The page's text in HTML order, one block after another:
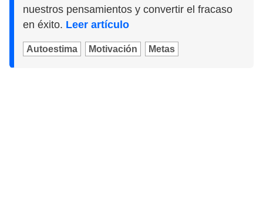
nuestros pensamientos y convertir el fracaso
en éxito. Leer artículo
Autoestima Motivación Metas